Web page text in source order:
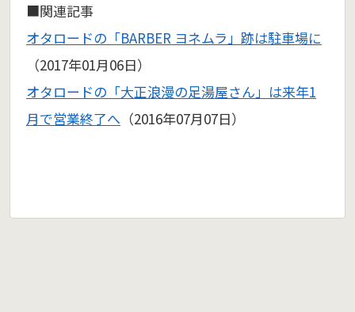
■関連記事
オタロードの「BARBER ヨネムラ」跡は駐車場に
（2017年01月06日）
オタロードの「大正浪漫の足湯屋さん」は来年1
月で営業終了へ （2016年07月07日）